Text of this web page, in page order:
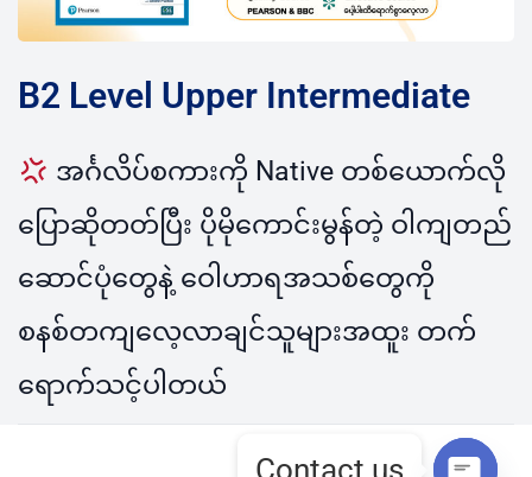
B2 Level Upper Intermediate
အင်္ဂလိပ်စကားကို Native တစ်ယောက်လို
ပြောဆိုတတ်ပြီး ပိုမိုကောင်းမွန်တဲ့ ဝါကျတည်
ဆောင်ပုံတွေနဲ့ ဝေါဟာရအသစ်တွေကို
စနစ်တကျလေ့လာချင်သူများအထူး တက်
ရောက်သင့်ပါတယ်
Contact us